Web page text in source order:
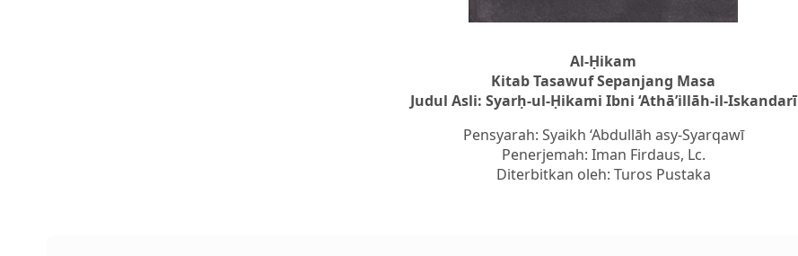
Al-Ḥikam
Kitab Tasawuf Sepanjang Masa
Judul Asli: Syarḥ-ul-Ḥikami Ibni ‘Athā’illāh-il-Iskandarī
Pensyarah: Syaikh ‘Abdullāh asy-Syarqawī
Penerjemah: Iman Firdaus, Lc.
Diterbitkan oleh: Turos Pustaka